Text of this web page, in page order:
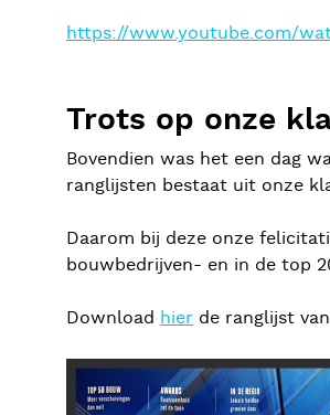
https://www.youtube.com/
Trots op onze
Bovendien was het een dag
ranglijsten bestaat uit onze
Daarom bij deze onze
bouwbedrijven- en in de top
Download hier de ranglijst